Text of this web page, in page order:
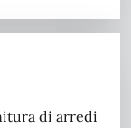
di arredi